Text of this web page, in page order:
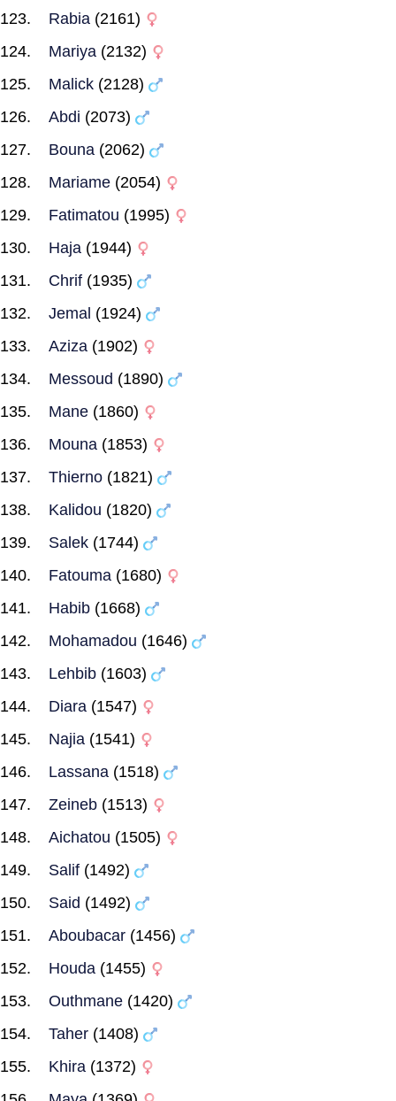
Rabia (2161)
Mariya (2132)
Malick (2128)
Abdi (2073)
Bouna (2062)
Mariame (2054)
Fatimatou (1995)
Haja (1944)
Chrif (1935)
Jemal (1924)
Aziza (1902)
Messoud (1890)
Mane (1860)
Mouna (1853)
Thierno (1821)
Kalidou (1820)
Salek (1744)
Fatouma (1680)
Habib (1668)
Mohamadou (1646)
Lehbib (1603)
Diara (1547)
Najia (1541)
Lassana (1518)
Zeineb (1513)
Aichatou (1505)
Salif (1492)
Said (1492)
Aboubacar (1456)
Houda (1455)
Outhmane (1420)
Taher (1408)
Khira (1372)